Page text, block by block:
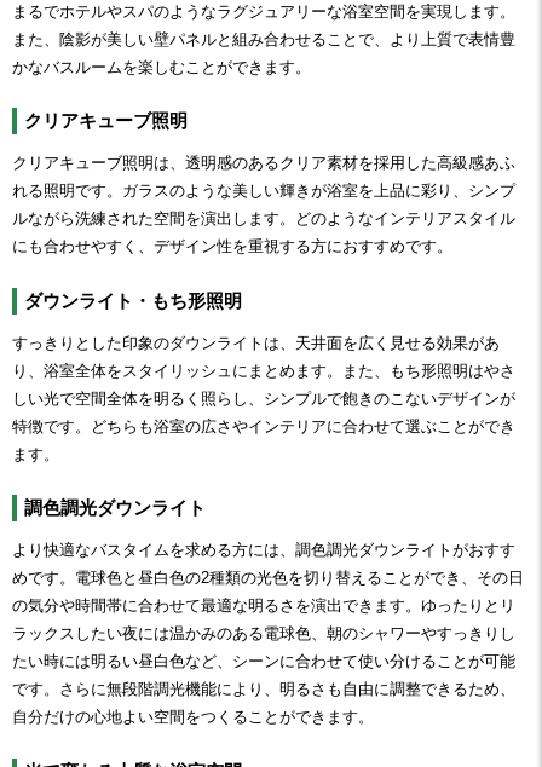
まるでホテルやスパのようなラグジュアリーな浴室空間を実現します。
また、陰影が美しい壁パネルと組み合わせることで、より上質で表情豊
かなバスルームを楽しむことができます。
クリアキューブ照明
クリアキューブ照明は、透明感のあるクリア素材を採用した高級感あふ
れる照明です。ガラスのような美しい輝きが浴室を上品に彩り、シンプ
ルながら洗練された空間を演出します。どのようなインテリアスタイル
にも合わせやすく、デザイン性を重視する方におすすめです。
ダウンライト・もち形照明
すっきりとした印象のダウンライトは、天井面を広く見せる効果があ
り、浴室全体をスタイリッシュにまとめます。また、もち形照明はやさ
しい光で空間全体を明るく照らし、シンプルで飽きのこないデザインが
特徴です。どちらも浴室の広さやインテリアに合わせて選ぶことができ
ます。
調色調光ダウンライト
より快適なバスタイムを求める方には、調色調光ダウンライトがおすす
めです。電球色と昼白色の2種類の光色を切り替えることができ、その日
の気分や時間帯に合わせて最適な明るさを演出できます。ゆったりとリ
ラックスしたい夜には温かみのある電球色、朝のシャワーやすっきりし
たい時には明るい昼白色など、シーンに合わせて使い分けることが可能
です。さらに無段階調光機能により、明るさも自由に調整できるため、
自分だけの心地よい空間をつくることができます。